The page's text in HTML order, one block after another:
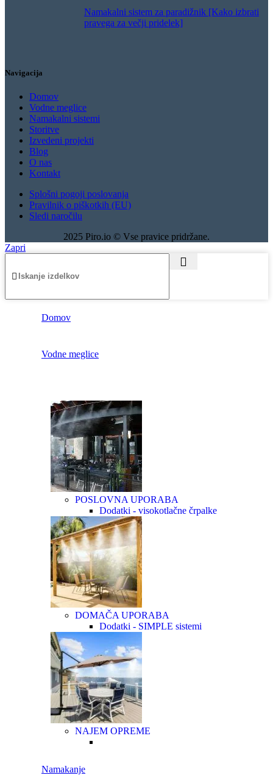
Namakalni sistem za paradižnik [Kako izbrati
pravega za večji pridelek]
Navigacija
Domov
Vodne meglice
Namakalni sistemi
Storitve
Izvedeni projekti
Blog
O nas
Kontakt
Splošni pogoji poslovanja
Pravilnik o piškotkih (EU)
Sledi naročilu
2025 Piro.io © Vse pravice pridržane.
Zapri
Domov
Vodne meglice
POSLOVNA UPORABA
Dodatki - visokotlačne črpalke
DOMAČA UPORABA
Dodatki - SIMPLE sistemi
NAJEM OPREME
Namakanje